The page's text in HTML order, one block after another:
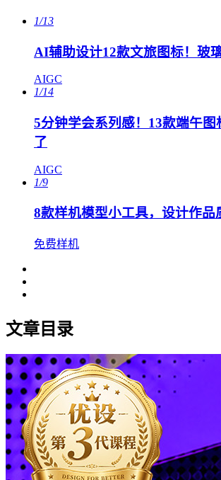
1/13
AI辅助设计12款文旅图标！玻
AIGC
1/14
5分钟学会系列感！13款端午
了
AIGC
1/9
8款样机模型小工具，设计作品
免费样机
文章目录